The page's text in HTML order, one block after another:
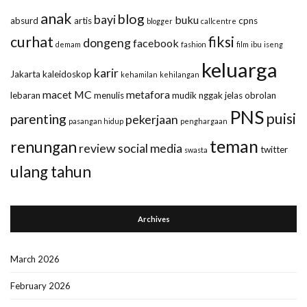
absurd anak artis bayiblog blogger buku callcentre cpns
curhat demam dongengfacebook fashion fiksi film ibu iseng
Jakarta kaleidoskop karir kehamilan kehilangan keluarga
lebaran macet MC menulismetaforamudiknggak jelasobrolan
parenting pasangan hidup pekerjaan penghargaan PNSpuisi
renungan reviewsocial media swasta teman twitter
ulang tahun
Archives
March 2026
February 2026